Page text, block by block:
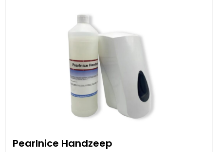
Pearlnice Handzeep